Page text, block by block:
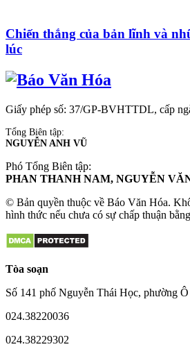
Chiến thắng của bản lĩnh và
lúc
Giấy phép số: 37/GP-BVHTTDL, cấp
Tổng Biên tập:
NGUYỄN ANH VŨ
Phó Tổng Biên tập:
PHAN THANH NAM, NGUYỄN
© Bản quyền thuộc về Báo Văn Hóa.
hình thức nếu chưa có sự chấp thuận
Tòa soạn
Số 141 phố Nguyễn Thái Học, phường
024.38220036
024.38229302